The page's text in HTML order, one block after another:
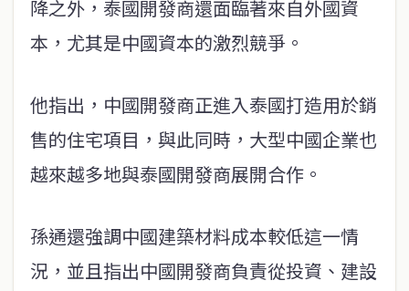
降之外，泰國開發商還面臨著來自外國資
本，尤其是中國資本的激烈競爭。
他指出，中國開發商正進入泰國打造用於銷
售的住宅項目，與此同時，大型中國企業也
越來越多地與泰國開發商展開合作。
孫通還強調中國建築材料成本較低這一情
況，並且指出中國開發商負責從投資、建設